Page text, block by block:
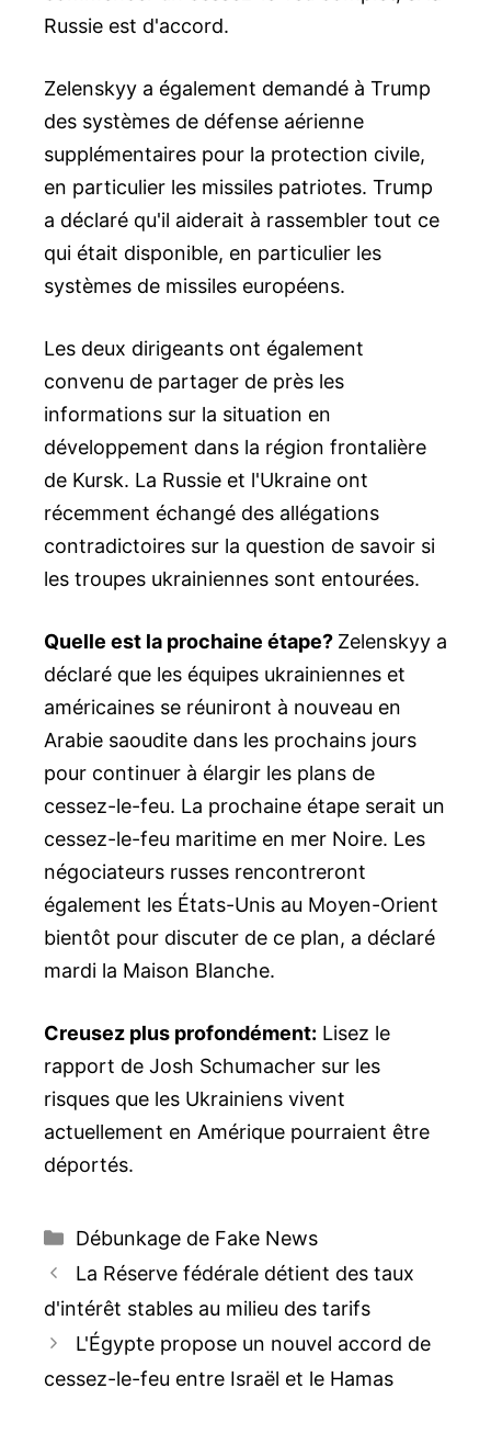
Russie est d'accord.
Zelenskyy a également demandé à Trump
des systèmes de défense aérienne
supplémentaires pour la protection civile,
en particulier les missiles patriotes. Trump
a déclaré qu'il aiderait à rassembler tout ce
qui était disponible, en particulier les
systèmes de missiles européens.
Les deux dirigeants ont également
convenu de partager de près les
informations sur la situation en
développement dans la région frontalière
de Kursk. La Russie et l'Ukraine ont
récemment échangé des allégations
contradictoires sur la question de savoir si
les troupes ukrainiennes sont entourées.
Quelle est la prochaine étape? Zelenskyy a
déclaré que les équipes ukrainiennes et
américaines se réuniront à nouveau en
Arabie saoudite dans les prochains jours
pour continuer à élargir les plans de
cessez-le-feu. La prochaine étape serait un
cessez-le-feu maritime en mer Noire. Les
négociateurs russes rencontreront
également les États-Unis au Moyen-Orient
bientôt pour discuter de ce plan, a déclaré
mardi la Maison Blanche.
Creusez plus profondément: Lisez le
rapport de Josh Schumacher sur les
risques que les Ukrainiens vivent
actuellement en Amérique pourraient être
déportés.
Catégories
Débunkage de Fake News
Navigation
des
articles
La Réserve fédérale détient des taux
d'intérêt stables au milieu des tarifs
L'Égypte propose un nouvel accord de
cessez-le-feu entre Israël et le Hamas